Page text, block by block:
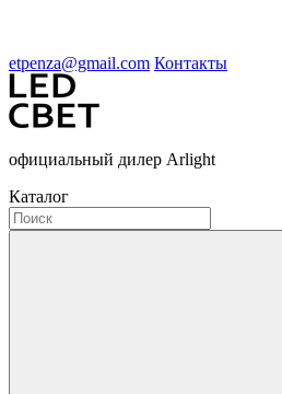
etpenza@gmail.com Контакты
официальный дилер Arlight
Каталог